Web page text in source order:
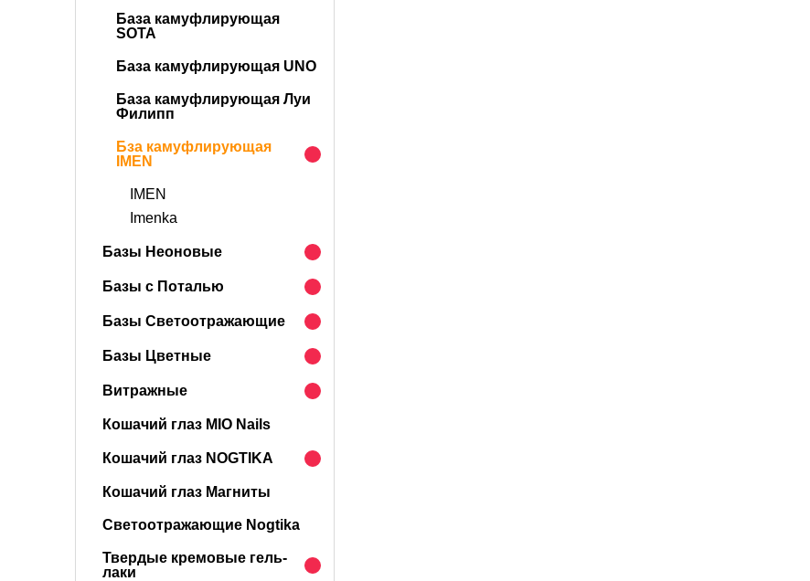
База камуфлирующая
SOTA
База камуфлирующая UNO
База камуфлирующая Луи
Филипп
Бза камуфлирующая
IMEN
IMEN
Imenka
Базы Неоновые
Базы с Поталью
Базы Светоотражающие
Базы Цветные
Витражные
Кошачий глаз MIO Nails
Кошачий глаз NOGTIKA
Кошачий глаз Магниты
Светоотражающие Nogtika
Твердые кремовые гель-
лаки